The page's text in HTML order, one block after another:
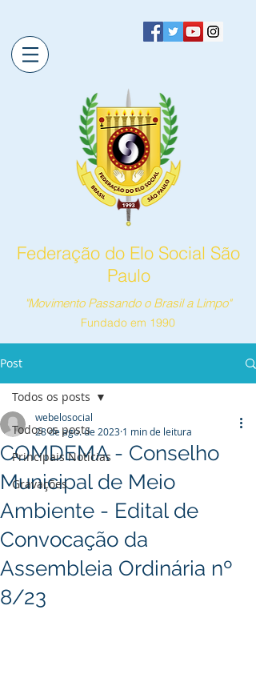
Federação do Elo Social São
Paulo
"Movimento Passando o Brasil a Limpo"
Fundado em 1990
Post
Todos os posts
Principais Notícias
Gravações
Todos os posts
COMDEMA - Conselho
Municipal de Meio
Ambiente - Edital de
Convocação da
Assembleia Ordinária nº
8/23
webelosocial
28 de ago. de 2023 1 min de leitura